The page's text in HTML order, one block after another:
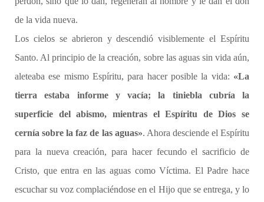
de la vida nueva.
Los cielos se abrieron y descendió visiblemente el Espíritu
Santo. Al principio de la creación, sobre las aguas sin vida aún,
aleteaba ese mismo Espíritu, para hacer posible la vida: «La
tierra estaba informe y vacía; la tiniebla cubría la
superficie del abismo, mientras el Espíritu de Dios se
cernía sobre la faz de las aguas». Ahora desciende el Espíritu
para la nueva creación, para hacer fecundo el sacrificio de
Cristo, que entra en las aguas como Víctima. El Padre hace
escuchar su voz complaciéndose en el Hijo que se entrega, y lo